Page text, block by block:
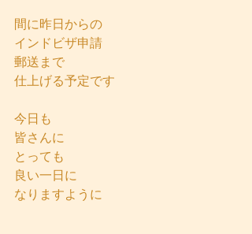
間に昨日からの
インドビザ申請
郵送まで
仕上げる予定です
今日も
皆さんに
とっても
良い一日に
なりますように